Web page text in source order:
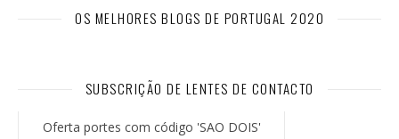
OS MELHORES BLOGS DE PORTUGAL 2020
SUBSCRIÇÃO DE LENTES DE CONTACTO
Oferta portes com código 'SAO DOIS'